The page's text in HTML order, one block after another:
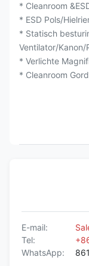
* Cleanroom
* ESD Pols/
* Statisch
Ventilator/Kanon/
* Verlichte
* Cleanroom
E-mail:
Tel:
WhatsApp: